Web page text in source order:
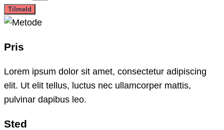
Tilmeld
Pris
Lorem ipsum dolor sit amet, consectetur adipiscing
elit. Ut elit tellus, luctus nec ullamcorper mattis,
pulvinar dapibus leo.
Sted